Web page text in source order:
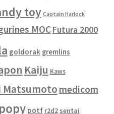
toy Captain Harlock
MOCFutura 2000
goldorak gremlins
Kaiju Kaws
Matsumoto medicom
popy potf r2d2 sentai